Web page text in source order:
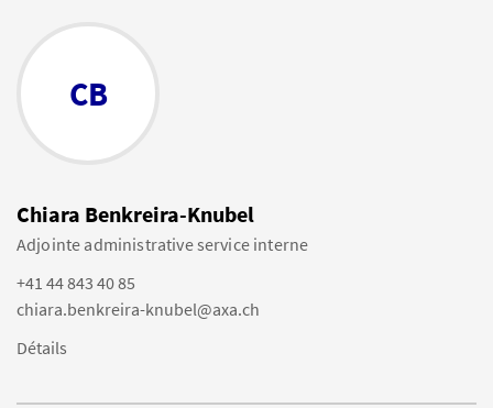
CB
Chiara Benkreira-Knubel
Adjointe administrative service interne
+41 44 843 40 85
chiara.benkreira-knubel@axa.ch
Détails